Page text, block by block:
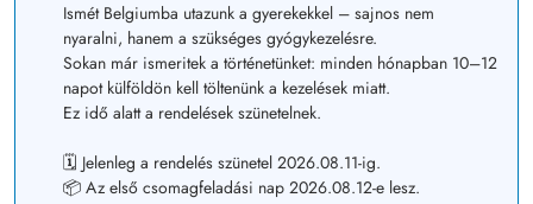
Ismét Belgiumba utazunk a gyerekekkel – sajnos nem
nyaralni, hanem a szükséges gyógykezelésre.
Sokan már ismeritek a történetünket: minden hónapban 10–12
napot külföldön kell töltenünk a kezelések miatt.
Ez idő alatt a rendelések szünetelnek.
🗓️ Jelenleg a rendelés szünetel 2026.08.11-ig.
📦 Az első csomagfeladási nap 2026.08.12-e lesz.